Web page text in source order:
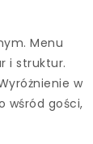
Menu
i struktur.
w
wśród gości,